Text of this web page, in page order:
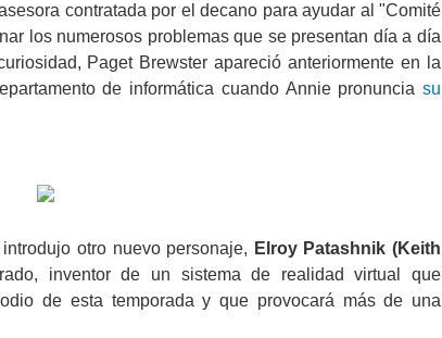
contratada por el decano para ayudar al "Comité
los numerosos problemas que se presentan día a día
Paget Brewster apareció anteriormente en la
de informática cuando Annie pronuncia su
otro nuevo personaje, Elroy Patashnik (Keith
inventor de un sistema de realidad virtual que
de esta temporada y que provocará más de una